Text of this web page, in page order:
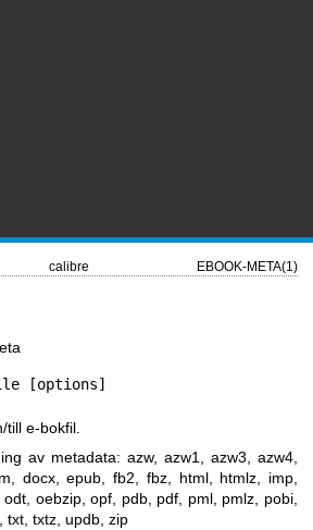
calibre EBOOK-META(1)
[options]
till e-bokfil.
av metadata: azw, azw1, azw3, azw4,
docx, epub, fb2, fbz, html, htmlz, imp,
oebzip, opf, pdb, pdf, pml, pmlz, pobi,
txt, txtz, updb, zip